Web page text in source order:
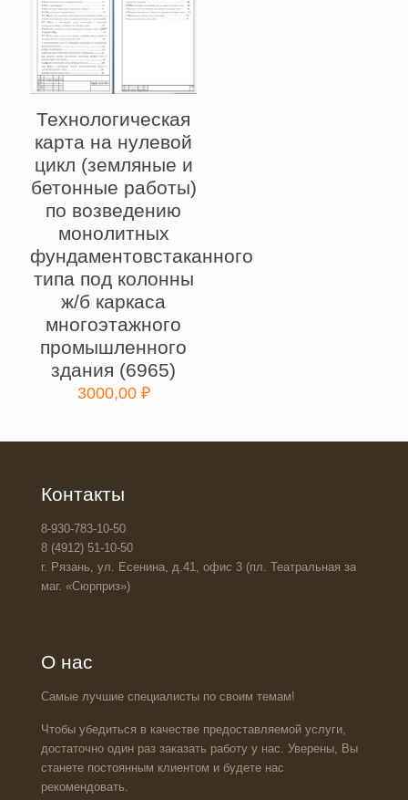
Технологическая
карта на нулевой
цикл (земляные и
бетонные работы)
по возведению
монолитных
фундаментовстаканного
типа под колонны
ж/б каркаса
многоэтажного
промышленного
здания (6965)
3000,00 ₽
Контакты
8-930-783-10-50
8 (4912) 51-10-50
г. Рязань, ул. Есенина, д.41, офис 3 (пл. Театральная за
маг. «Сюрприз»)
О нас
Самые лучшие специалисты по своим темам!
Чтобы убедиться в качестве предоставляемой услуги,
достаточно один раз заказать работу у нас. Уверены, Вы
станете постоянным клиентом и будете нас
рекомендовать.